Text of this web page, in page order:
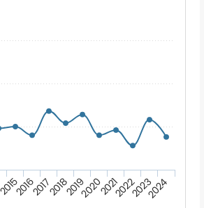
201620172018201920202021202220232024